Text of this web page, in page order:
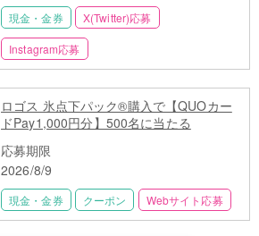
現金・金券 X(Twitter)応募
Instagram応募
ロゴス 氷点下パック®購入で【QUOカー
ドPay1,000円分】500名に当たる
応募期限
2026/8/9
現金・金券 クーポン Webサイト応募